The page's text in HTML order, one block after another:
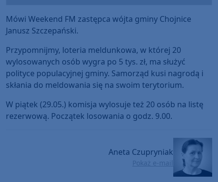
Mówi Weekend FM zastępca wójta gminy Chojnice
Janusz Szczepański.
Przypomnijmy, loteria meldunkowa, w której 20
wylosowanych osób wygra po 5 tys. zł, ma służyć
polityce populacyjnej gminy. Samorząd kusi nagrodą i
skłania do meldowania się na swoim terytorium.
W piątek (29.05.) komisja wylosuje też 20 osób na listę
rezerwową. Początek losowania o godz. 9.00.
Aneta Czupryniak
Pokaż e-mail